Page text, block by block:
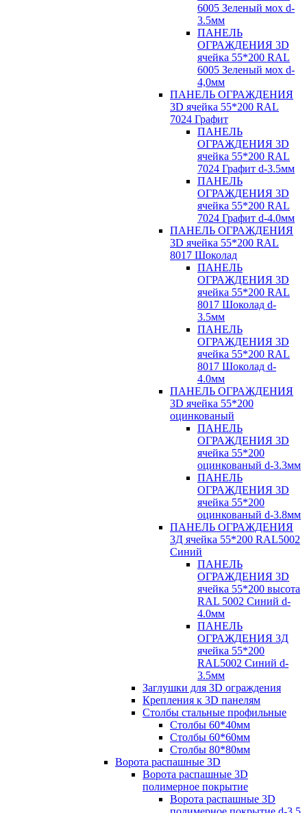
6005 Зеленый мох d-
3.5мм
ПАНЕЛЬ
ОГРАЖДЕНИЯ 3D
ячейка 55*200 RAL
6005 Зеленый мох d-
4,0мм
ПАНЕЛЬ ОГРАЖДЕНИЯ
3D ячейка 55*200 RAL
7024 Графит
ПАНЕЛЬ
ОГРАЖДЕНИЯ 3D
ячейка 55*200 RAL
7024 Графит d-3.5мм
ПАНЕЛЬ
ОГРАЖДЕНИЯ 3D
ячейка 55*200 RAL
7024 Графит d-4.0мм
ПАНЕЛЬ ОГРАЖДЕНИЯ
3D ячейка 55*200 RAL
8017 Шоколад
ПАНЕЛЬ
ОГРАЖДЕНИЯ 3D
ячейка 55*200 RAL
8017 Шоколад d-
3.5мм
ПАНЕЛЬ
ОГРАЖДЕНИЯ 3D
ячейка 55*200 RAL
8017 Шоколад d-
4.0мм
ПАНЕЛЬ ОГРАЖДЕНИЯ
3D ячейка 55*200
оцинкованый
ПАНЕЛЬ
ОГРАЖДЕНИЯ 3D
ячейка 55*200
оцинкованый d-3.3мм
ПАНЕЛЬ
ОГРАЖДЕНИЯ 3D
ячейка 55*200
оцинкованый d-3.8мм
ПАНЕЛЬ ОГРАЖДЕНИЯ
3Д ячейка 55*200 RAL5002
Синий
ПАНЕЛЬ
ОГРАЖДЕНИЯ 3D
ячейка 55*200 высота
RAL 5002 Синий d-
4.0мм
ПАНЕЛЬ
ОГРАЖДЕНИЯ 3Д
ячейка 55*200
RAL5002 Синий d-
3.5мм
Заглушки для 3D ограждения
Крепления к 3D панелям
Столбы стальные профильные
Столбы 60*40мм
Столбы 60*60мм
Столбы 80*80мм
Ворота распашные 3D
Ворота распашные 3D
полимерное покрытие
Ворота распашные 3D